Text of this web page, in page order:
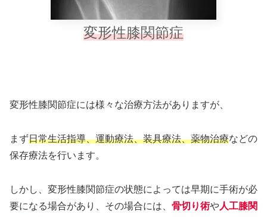
変形性膝関節症
変形性膝関節症には様々な治療方法がありますが、
まず日常生活指導、運動療法、装具療法、薬物治療などの
保存療法を行います。
しかし、変形性膝関節症の状態によっては早期に手術が必
要になる場合があり、その場合には、 骨切り術や人工膝関